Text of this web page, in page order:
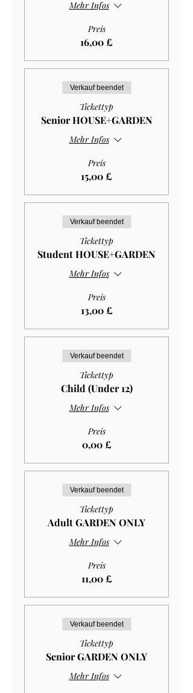
Mehr Infos
Preis
16,00 £
Verkauf beendet
Tickettyp
Senior HOUSE+GARDEN
Mehr Infos
Preis
15,00 £
Verkauf beendet
Tickettyp
Student HOUSE+GARDEN
Mehr Infos
Preis
13,00 £
Verkauf beendet
Tickettyp
Child (Under 12)
Mehr Infos
Preis
0,00 £
Verkauf beendet
Tickettyp
Adult GARDEN ONLY
Mehr Infos
Preis
11,00 £
Verkauf beendet
Tickettyp
Senior GARDEN ONLY
Mehr Infos